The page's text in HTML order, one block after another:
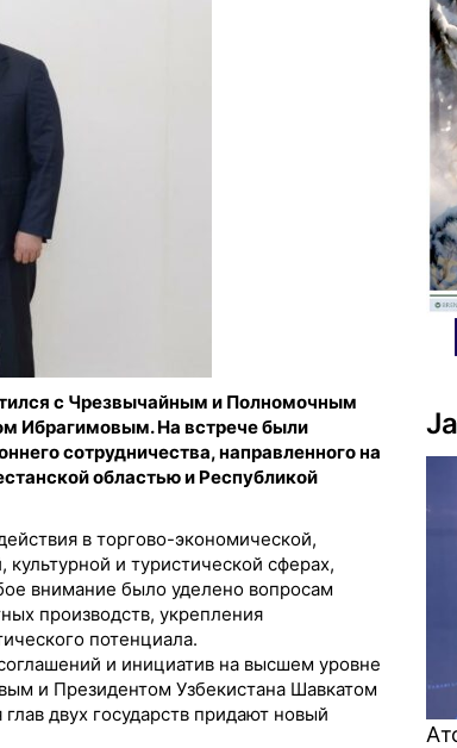
с Чрезвычайным и Полномочным
Ибрагимовым. На встрече были
сотрудничества, направленного на
областью и Республикой
в торгово-экономической,
и туристической сферах,
внимание было уделено вопросам
производств, укрепления
потенциала.
и инициатив на высшем уровне
и Президентом Узбекистана Шавкатом
двух государств придают новый
Атом энергетикасы